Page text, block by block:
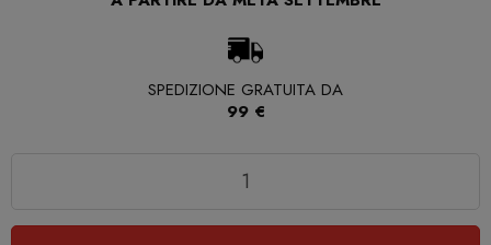
SPEDIZIONE GRATUITA DA
99 €